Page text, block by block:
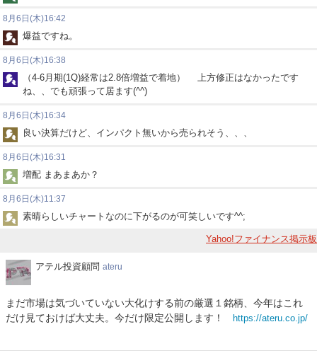
8月6日(木)16:42
爆益ですね。
8月6日(木)16:38
（4-6月期(1Q)経常は2.8倍増益で着地） 上方修正はなかったです
ね、、でも頑張って居ます(^^)
8月6日(木)16:34
良い決算だけど、インパクト無いから売られそう、、、
8月6日(木)16:31
増配 まあまあか？
8月6日(木)11:37
素晴らしいチャートなのに下がるのが可笑しいです^^;
Yahoo!ファイナンス掲示板
ア
投
資
アテル投資顧問 ateru
まだ市場は気づいていない大化けする前の厳選１銘柄、今年はこれ
だけ見ておけば大丈夫。今だけ限定公開します！
https://ateru.co.jp/